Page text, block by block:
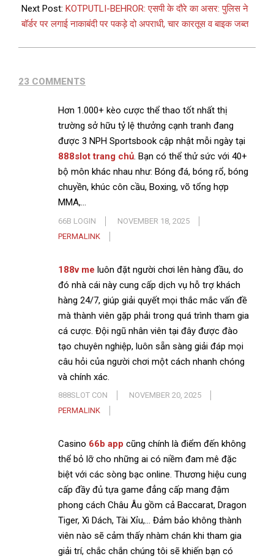
Next Post: KOTPUTLI-BEHROR: एसपी के दौरे का असर: पुलिस ने
बॉर्डर पर लगाई नाकाबंदी पर पकड़े दो अपराधी, चार कारतूस व बाइक जब्त
23 COMMENTS
Hơn 1.000+ kèo cược thể thao tốt nhất thị
trường sở hữu tỷ lệ thưởng cạnh tranh đang
được 3 NPH Sportsbook cập nhật mỗi ngày tại
888slot trang chủ. Bạn có thể thử sức với 40+
bộ môn khác nhau như: Bóng đá, bóng rổ, bóng
chuyền, khúc côn cầu, Boxing, võ tổng hợp
MMA,…
66B LOGIN
NOVEMBER 18, 2025
PERMALINK
188v me luôn đặt người chơi lên hàng đầu, do
đó nhà cái này cung cấp dịch vụ hỗ trợ khách
hàng 24/7, giúp giải quyết mọi thắc mắc vấn đề
mà thành viên gặp phải trong quá trình tham gia
cá cược. Đội ngũ nhân viên tại đây được đào
tạo chuyên nghiệp, luôn sẵn sàng giải đáp mọi
câu hỏi của người chơi một cách nhanh chóng
và chính xác.
888SLOT CON
NOVEMBER 20, 2025
PERMALINK
Casino 66b app cũng chính là điểm đến không
thể bỏ lỡ cho những ai có niềm đam mê đặc
biệt với các sòng bạc online. Thương hiệu cung
cấp đầy đủ tựa game đẳng cấp mang đậm
phong cách Châu Âu gồm cả Baccarat, Dragon
Tiger, Xì Dách, Tài Xỉu,… Đảm bảo không thành
viên nào sẽ cảm thấy nhàm chán khi tham gia
giải trí, chắc chắn chúng tôi sẽ khiến bạn có